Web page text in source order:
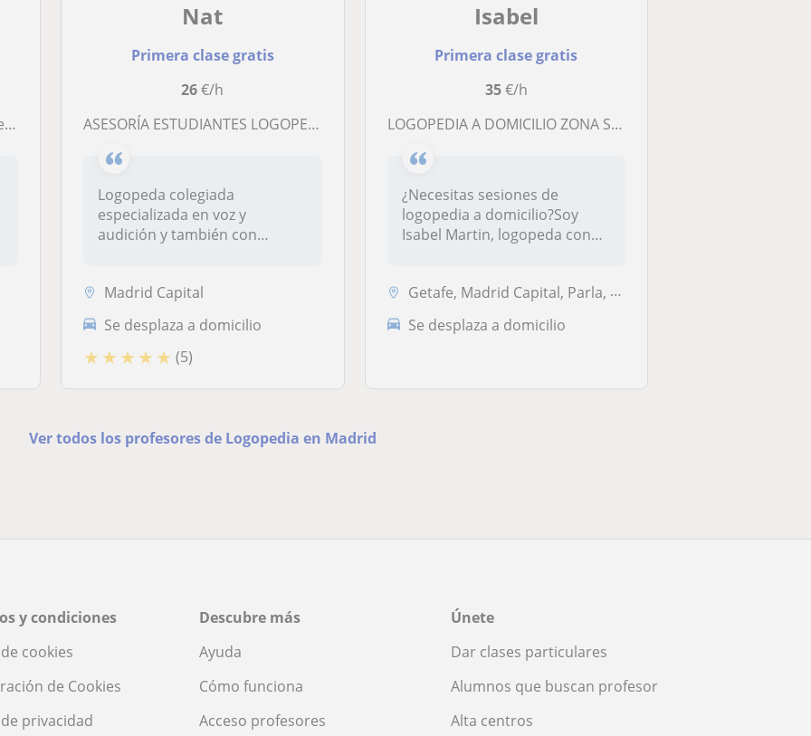
Nat
Primera clase gratis
26€/h
ASESORÍA ESTUDIANTES LOGOPEDIA por Logopeda col
Logopeda colegiada
especializada en voz y
audición y también con
Madrid Capital
Se desplaza a domicilio
★ ★ ★ ★ ★ (5)
Isabel
Primera clase gratis
35€/h
LOGOPEDIA A DOMICILIO ZONA SUR DE MADRID
¿Necesitas sesiones de
logopedia a domicilio?Soy
Isabel Martin, logopeda con
Getafe, Madrid Capital, Parla, Torrejón de la Calzada, Valdemoro
Se desplaza a domicilio
Ver todos los profesores de Logopedia en Madrid
y condiciones
cookies
de Cookies
privacidad
Descubre más
Ayuda
Cómo funciona
Acceso profesores
Únete
Dar clases particulares
Alumnos que buscan profesor
Alta centros